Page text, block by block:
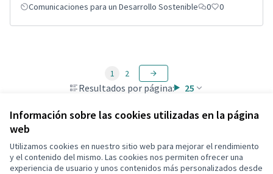
Información sobre las cookies utilizadas en la página
web
Utilizamos cookies en nuestro sitio web para mejorar el rendimiento
y el contenido del mismo. Las cookies nos permiten ofrecer una
experiencia de usuario y unos contenidos más personalizados desde
Comunicaciones para un Desarrollo Sostenible
0 0
Resultados por página: 25
1 2
Términos y condiciones de uso
Configuración de cookies
Decidim Calafell en X
Decidim Calafell en Facebook
Decidim Calafell en YouTube
Decidim Calafell en GitHub